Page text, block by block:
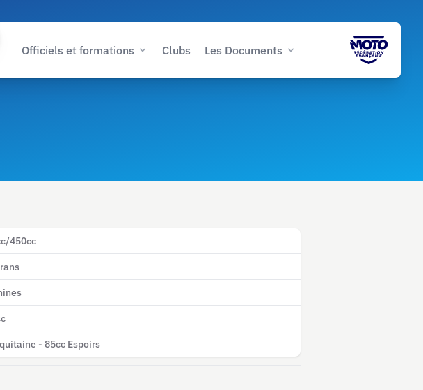
Officiels et formations Clubs Les Documents
450cc
- 85cc Espoirs